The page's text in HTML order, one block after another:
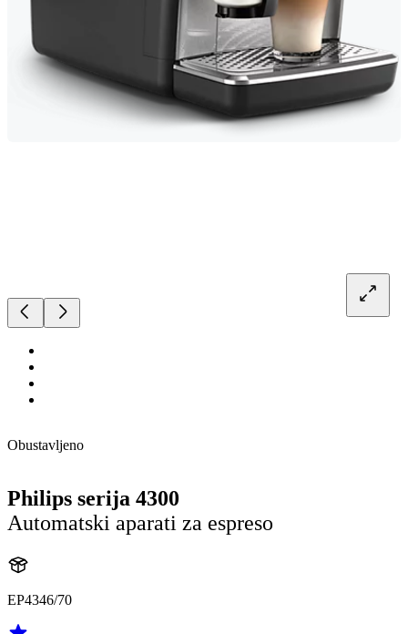
Obustavljeno
Philips serija 4300
Automatski aparati za espreso
EP4346/70